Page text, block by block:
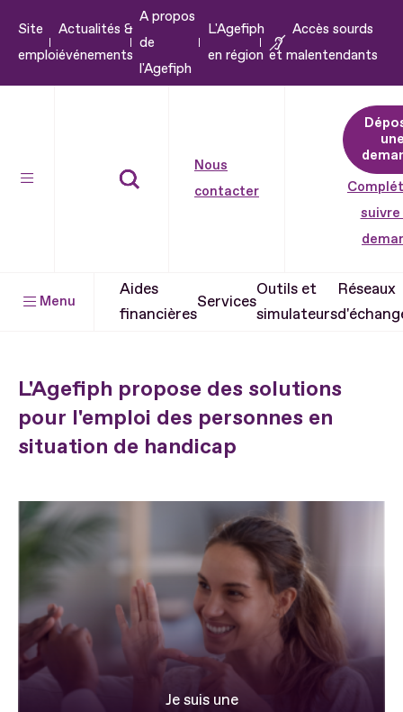
Aller
Site
emploi
Actualités &
événements
A propos
de
l'Agefiph
L'Agefiph
en région
Accès sourds
et malentendants
Nous
contacter
suivre
Menu
Aides
financières
Services
Outils et
simulateurs
Réseaux
L'Agefiph propose des solutions
pour l'emploi des personnes en
situation de handicap
Je suis une